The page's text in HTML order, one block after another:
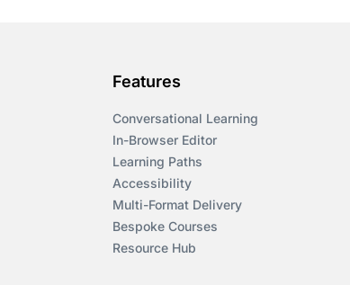
Features
Conversational Learning
In-Browser Editor
Learning Paths
Accessibility
Multi-Format Delivery
Bespoke Courses
Resource Hub